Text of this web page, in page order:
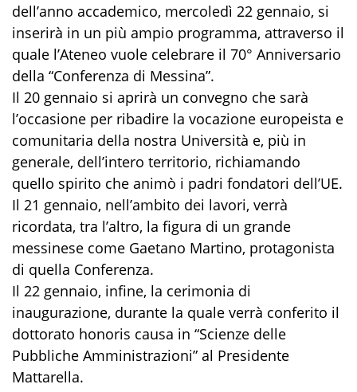
dell’anno accademico, mercoledì 22 gennaio, si
inserirà in un più ampio programma, attraverso il
quale l’Ateneo vuole celebrare il 70° Anniversario
della “Conferenza di Messina”.
Il 20 gennaio si aprirà un convegno che sarà
l’occasione per ribadire la vocazione europeista e
comunitaria della nostra Università e, più in
generale, dell’intero territorio, richiamando
quello spirito che animò i padri fondatori dell’UE.
Il 21 gennaio, nell’ambito dei lavori, verrà
ricordata, tra l’altro, la figura di un grande
messinese come Gaetano Martino, protagonista
di quella Conferenza.
Il 22 gennaio, infine, la cerimonia di
inaugurazione, durante la quale verrà conferito il
dottorato honoris causa in “Scienze delle
Pubbliche Amministrazioni” al Presidente
Mattarella.